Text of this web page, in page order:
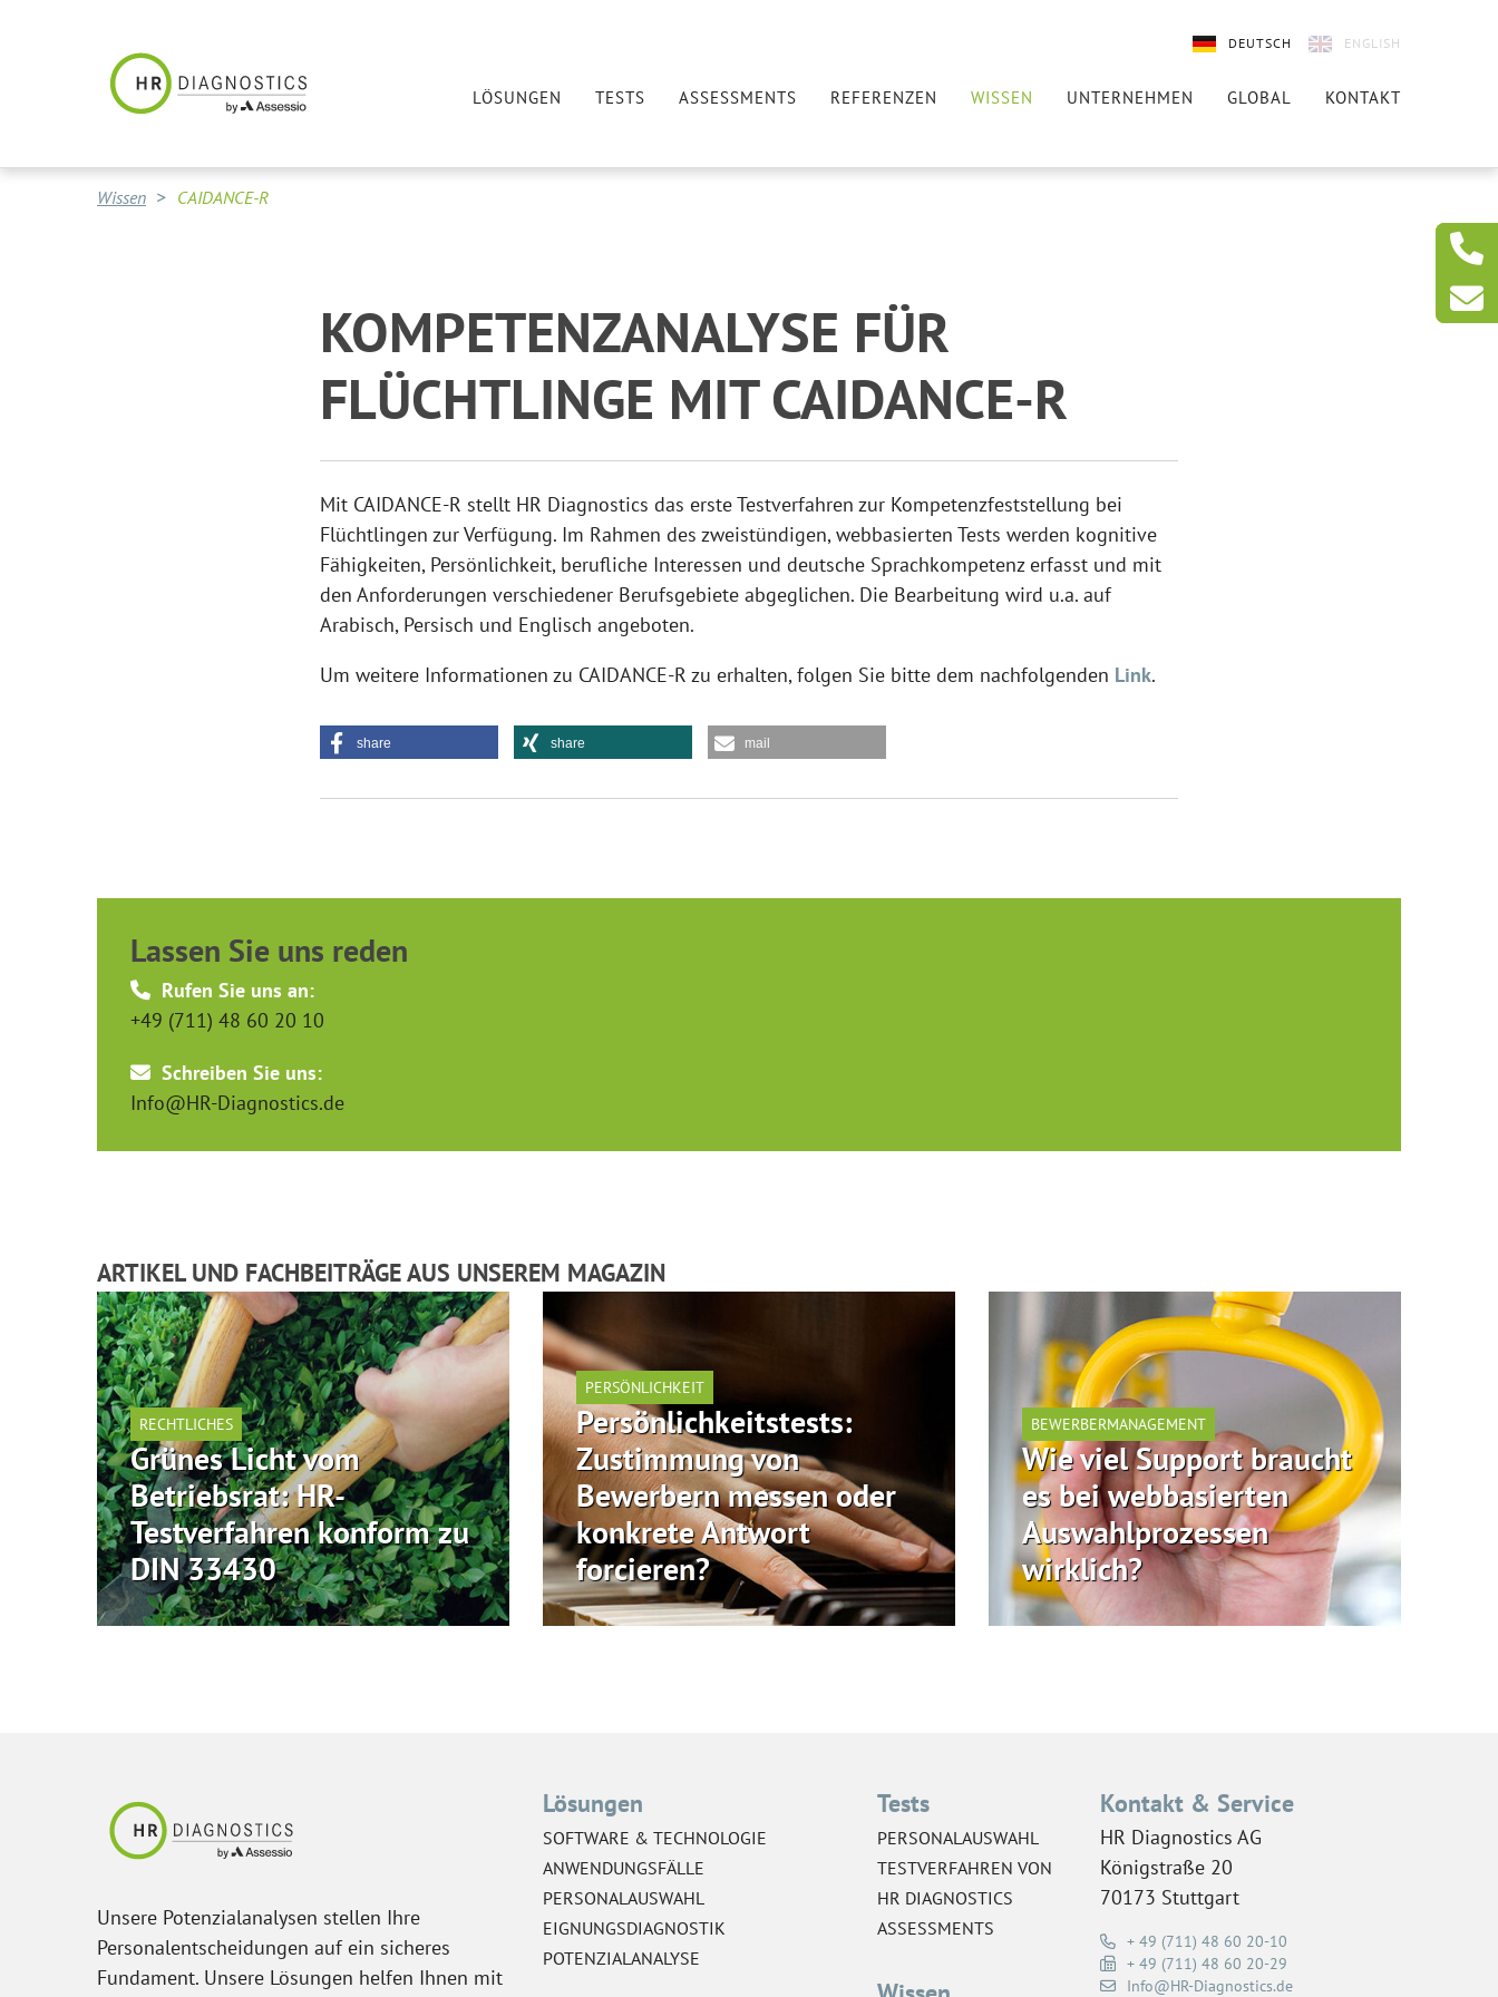
DEUTSCH ENGLISH
LÖSUNGEN TESTS ASSESSMENTS REFERENZEN WISSEN UNTERNEHMEN GLOBAL KONTAKT
Wissen CAIDANCE-R
KOMPETENZANALYSE FÜR
FLÜCHTLINGE MIT CAIDANCE-R
Mit CAIDANCE-R stellt HR Diagnostics das erste Testverfahren zur Kompetenzfeststellung bei
Flüchtlingen zur Verfügung. Im Rahmen des zweistündigen, webbasierten Tests werden kognitive
Fähigkeiten, Persönlichkeit, berufliche Interessen und deutsche Sprachkompetenz erfasst und mit
den Anforderungen verschiedener Berufsgebiete abgeglichen. Die Bearbeitung wird u.a. auf
Arabisch, Persisch und Englisch angeboten.
Um weitere Informationen zu CAIDANCE-R zu erhalten, folgen Sie bitte dem nachfolgenden Link.
share share mail
Lassen Sie uns reden
Rufen Sie uns an:
+49 (711) 48 60 20 10
Schreiben Sie uns:
Info@HR-Diagnostics.de
ARTIKEL UND FACHBEITRÄGE AUS UNSEREM MAGAZIN
RECHTLICHES
Grünes Licht vom
Betriebsrat: HR-
Testverfahren konform zu
DIN 33430
PERSÖNLICHKEIT
Persönlichkeitstests:
Zustimmung von
Bewerbern messen oder
konkrete Antwort
forcieren?
BEWERBERMANAGEMENT
Wie viel Support braucht
es bei webbasierten
Auswahlprozessen
wirklich?
Unsere Potenzialanalysen stellen Ihre
Personalentscheidungen auf ein sicheres
Fundament. Unsere Lösungen helfen Ihnen mit
Lösungen
SOFTWARE & TECHNOLOGIE
ANWENDUNGSFÄLLE
PERSONALAUSWAHL
EIGNUNGSDIAGNOSTIK
POTENZIALANALYSE
Tests
PERSONALAUSWAHL
TESTVERFAHREN VON
HR DIAGNOSTICS
ASSESSMENTS
Kontakt & Service
HR Diagnostics AG
Königstraße 20
70173 Stuttgart
+ 49 (711) 48 60 20-10
+ 49 (711) 48 60 20-29
Info@HR-Diagnostics.de